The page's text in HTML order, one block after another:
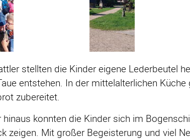
stellten die Kinder eigene Lederbeutel
entstehen. In der mittelalterlichen
zubereitet.
hinaus konnten die Kinder sich im
zeigen. Mit großer Begeisterung und viel